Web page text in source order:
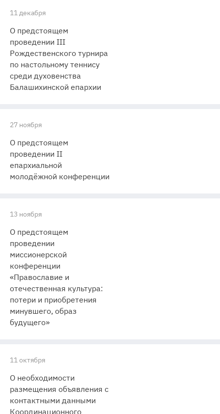
11 декабря
О предстоящем
проведении III
Рождественского турнира
по настольному теннису
среди духовенства
Балашихинской епархии
27 ноября
О предстоящем
проведении II
епархиальной
молодёжной конференции
13 ноября
О предстоящем
проведении
миссионерской
конференции
«Православие и
отечественная культура:
потери и приобретения
минувшего, образ
будущего»
11 октября
О необходимости
размещения объявления с
контактными данными
Координационного